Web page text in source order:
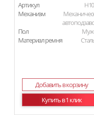
Артикул
Механизм
Пол
Материал ремня
Добавить в корзину
Купить в 1 клик